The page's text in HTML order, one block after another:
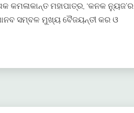
ମହାପାତ୍ର, ‘କନକ ନ୍ୟୁଜ’ର
ସମ୍ବଳ ମୁଖ୍ୟ ବୈଜୟନ୍ତୀ କର ଓ